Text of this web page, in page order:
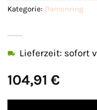
104,91 €
Lieferzeit: sofort
Kategorie: Damenring